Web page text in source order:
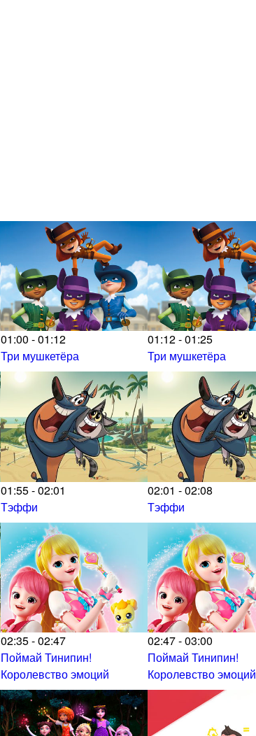
01:00 - 01:12
Три мушкетёра
01:12 - 01:25
Три мушкетёра
01:55 - 02:01
Тэффи
02:01 - 02:08
Тэффи
02:35 - 02:47
Поймай Тинипин!
Королевство эмоций
02:47 - 03:00
Поймай Тинипин!
Королевство эмоций